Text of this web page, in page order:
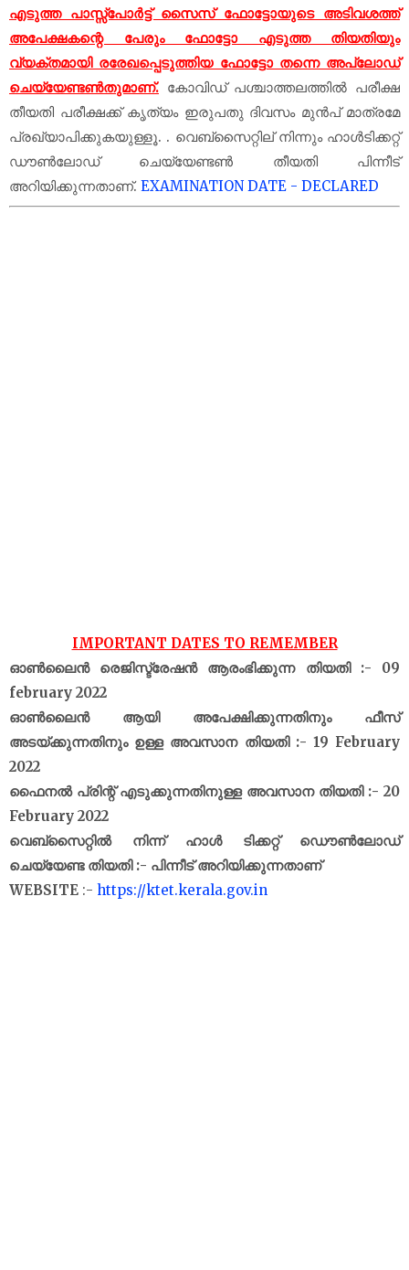
എടുത്ത പാസ്സ്‌പോർട്ട് സൈസ് ഫോട്ടോയുടെ അടിവശത്ത്
അപേക്ഷകന്റെ പേരും ഫോട്ടോ എടുത്ത തിയതിയും
വ്യക്തമായി രരേഖപ്പെടുത്തിയ ഫോട്ടോ തന്നെ അപ്ലോഡ്
ചെയ്യേണ്ടണ്‍തുമാണ്. കോവിഡ് പശ്ചാത്തലത്തിൽ പരീക്ഷ
തീയതി പരീക്ഷക്ക് കൃത്യം ഇരുപതു ദിവസം മുൻപ് മാത്രമേ
പ്രഖ്യാപിക്കുകയുള്ളൂ. . ‍വെബ്സൈറ്റില് നിന്നും ഹാള്‍ടിക്കറ്റ്
ഡൗണ്‍ലോഡ് ചെയ്യേണ്ടണ്‍ തീയതി പിന്നീട്
അറിയിക്കുന്നതാണ്. EXAMINATION DATE - DECLARED
IMPORTANT DATES TO REMEMBER
ഓൺലൈൻ രെജിസ്ട്രേഷൻ ആരംഭിക്കുന്ന തിയതി :- 09
february 2022
ഓൺലൈൻ ആയി അപേക്ഷിക്കുന്നതിനും ഫീസ്
അടയ്‌ക്കുന്നതിനും ഉള്ള അവസാന തിയതി :- 19 February
2022
ഫൈനൽ പ്രിന്റ് എടുക്കുന്നതിനുള്ള അവസാന തിയതി :- 20
February 2022
വെബ്‌സൈറ്റിൽ നിന്ന് ഹാൾ ടിക്കറ്റ് ഡൌൺലോഡ്
ചെയ്യേണ്ട തിയതി :- പിന്നീട് അറിയിക്കുന്നതാണ്
WEBSITE :- https://ktet.kerala.gov.in